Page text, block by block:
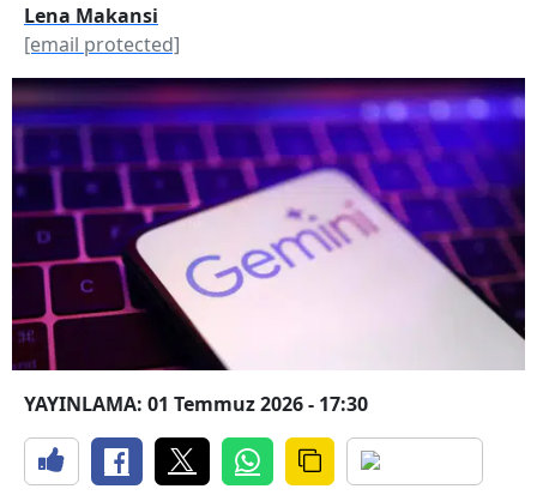
Lena Makansi
[email protected]
YAYINLAMA: 01 Temmuz 2026 - 17:30